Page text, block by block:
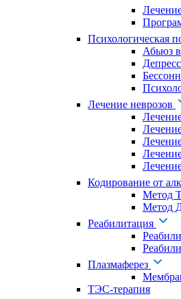
Психологическая
Абьюз в
Лечение неврозов
Кодирование от
Метод
Метод
Реабилитация
Плазмаферез
ТЭС-терапия